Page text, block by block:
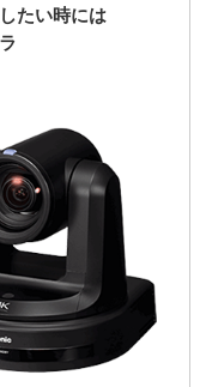
たい時には